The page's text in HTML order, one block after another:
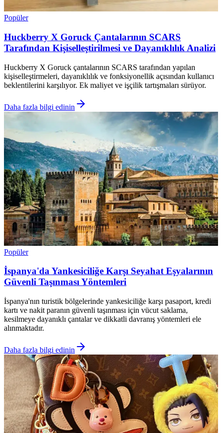
Popüler
Huckberry X Goruck Çantalarının SCARS
Tarafından Kişiselleştirilmesi ve Dayanıklılık Analizi
Huckberry X Goruck çantalarının SCARS tarafından yapılan
kişiselleştirmeleri, dayanıklılık ve fonksiyonellik açısından kullanıcı
beklentilerini karşılıyor. Ek maliyet ve işçilik tartışmaları sürüyor.
Daha fazla bilgi edinin
Popüler
İspanya'da Yankesiciliğe Karşı Seyahat Eşyalarının
Güvenli Taşınması Yöntemleri
İspanya'nın turistik bölgelerinde yankesiciliğe karşı pasaport, kredi
kartı ve nakit paranın güvenli taşınması için vücut saklama,
kesilmeye dayanıklı çantalar ve dikkatli davranış yöntemleri ele
alınmaktadır.
Daha fazla bilgi edinin